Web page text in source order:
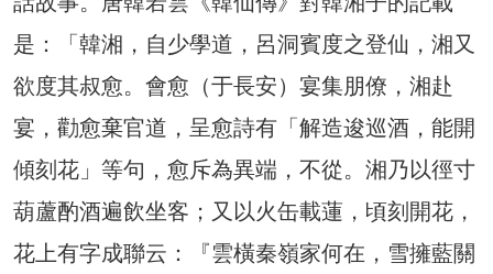
是：「韓湘，自少學道，呂洞賓度之登仙，湘又
欲度其叔愈。會愈（于長安）宴集朋僚，湘赴
宴，勸愈棄官道，呈愈詩有「解造逡巡酒，能開
傾刻花」等句，愈斥為異端，不從。湘乃以徑寸
葫蘆酌酒遍飲坐客；又以火缶載蓮，頃刻開花，
花上有字成聯云：『雲橫秦嶺家何在，雪擁藍關